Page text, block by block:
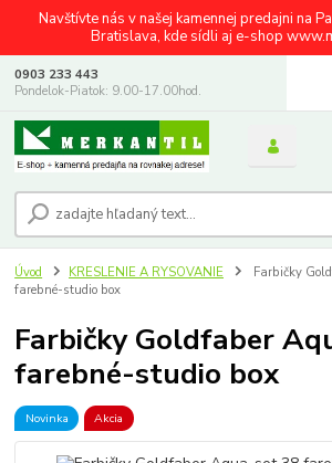
Navštívte nás v našej kamennej predajni na
Bratislava, kde sídli aj e-shop
0903 233 443
Pondelok-Piatok: 9.00-17.00hod.
Úvod KRESLENIE A RYSOVANIE
Farbičky
farebné-studio box
Farbičky Goldfaber
farebné-studio box
Novinka Akcia